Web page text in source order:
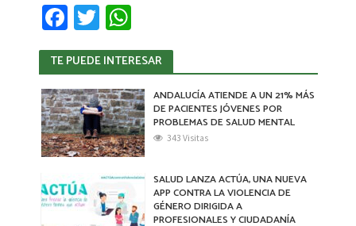
Fa
ce
b
o
o
k
T
wi
tt
er
W
h
at
sA
p
p
TE PUEDE INTERESAR
ANDALUCÍA ATIENDE A UN 21% MÁS
DE PACIENTES JÓVENES POR
PROBLEMAS DE SALUD MENTAL
343 Visitas
SALUD LANZA ACTÚA, UNA NUEVA
APP CONTRA LA VIOLENCIA DE
GÉNERO DIRIGIDA A
PROFESIONALES Y CIUDADANÍA